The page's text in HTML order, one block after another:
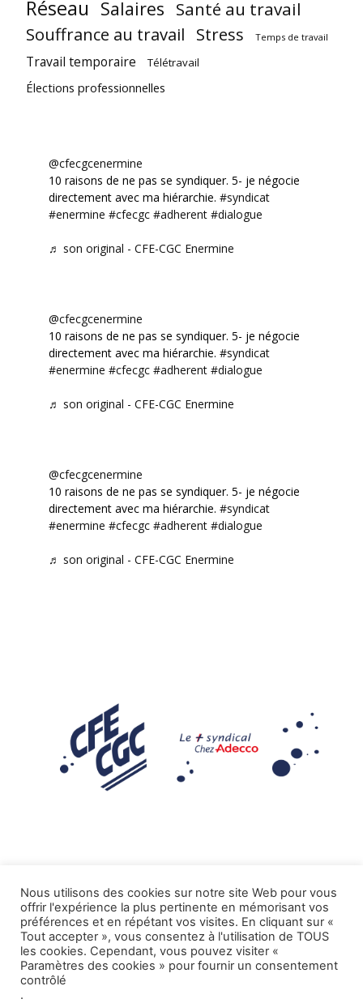
Réseau Salaires Santé au travail
Souffrance au travail Stress Temps de travail
Travail temporaire Télétravail
Élections professionnelles
@cfecgcenermine
10 raisons de ne pas se syndiquer. 5- je négocie
directement avec ma hiérarchie. #syndicat
#enermine #cfecgc #adherent #dialogue
♬ son original - CFE-CGC Enermine
@cfecgcenermine
10 raisons de ne pas se syndiquer. 5- je négocie
directement avec ma hiérarchie. #syndicat
#enermine #cfecgc #adherent #dialogue
♬ son original - CFE-CGC Enermine
@cfecgcenermine
10 raisons de ne pas se syndiquer. 5- je négocie
directement avec ma hiérarchie. #syndicat
#enermine #cfecgc #adherent #dialogue
♬ son original - CFE-CGC Enermine
Mentions légales
Tous droits réservés CFE-CGC ADECCO.
Nous utilisons des cookies sur notre site Web pour vous
offrir l'expérience la plus pertinente en mémorisant vos
préférences et en répétant vos visites. En cliquant sur «
Tout accepter », vous consentez à l'utilisation de TOUS
les cookies. Cependant, vous pouvez visiter «
Paramètres des cookies » pour fournir un consentement
contrôlé
.